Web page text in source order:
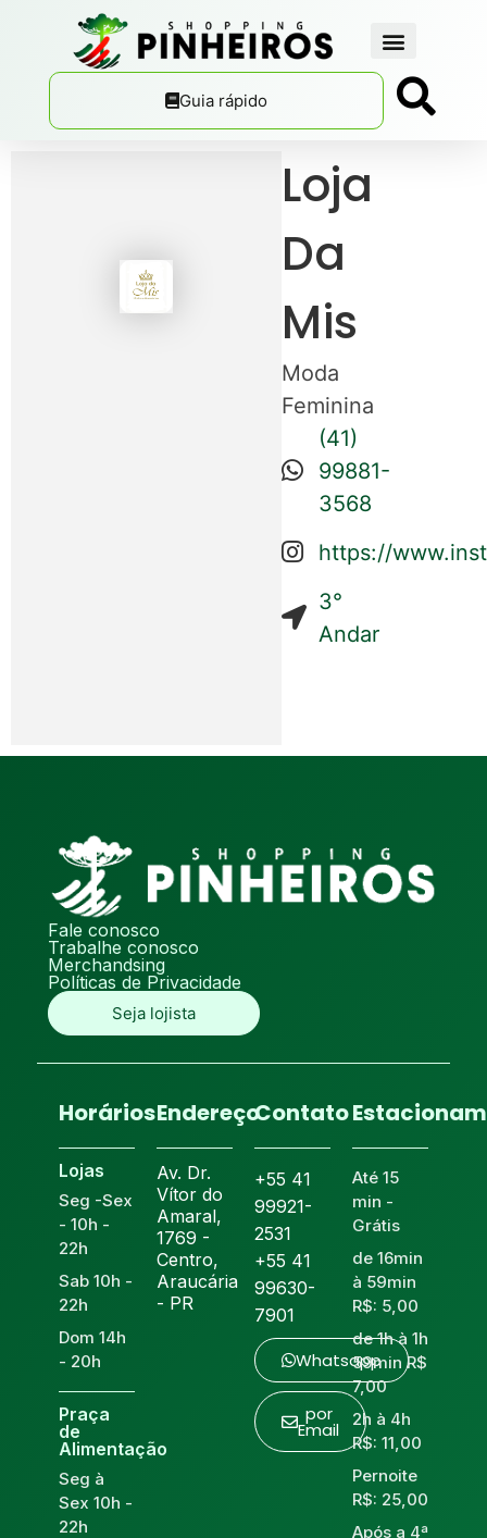
Guia rápido
Loja
Da
Mis
Moda
Feminina
(41)
99881-
3568
https://
3°
Andar
Fale conosco
Trabalhe conosco
Merchandsing
Políticas de Privacidade
Seja lojista
Horários
Lojas
Seg -Sex
- 10h -
22h
Sab 10h -
22h
Dom 14h
- 20h
Praça
de
Alimentação
Seg à
Sex 10h -
22h
Endereço
Av. Dr.
Vítor do
Amaral,
1769 -
Centro,
Araucária
- PR
Contato
+55 41
99921-
2531
+55 41
99630-
7901
Whatsapp
por
Email
Até 15
min -
Grátis
de 16min
à 59min
R$: 5,00
de 1h à 1h
59min R$
7,00
2h à 4h
R$: 11,00
Pernoite
R$: 25,00
Após a 4ª